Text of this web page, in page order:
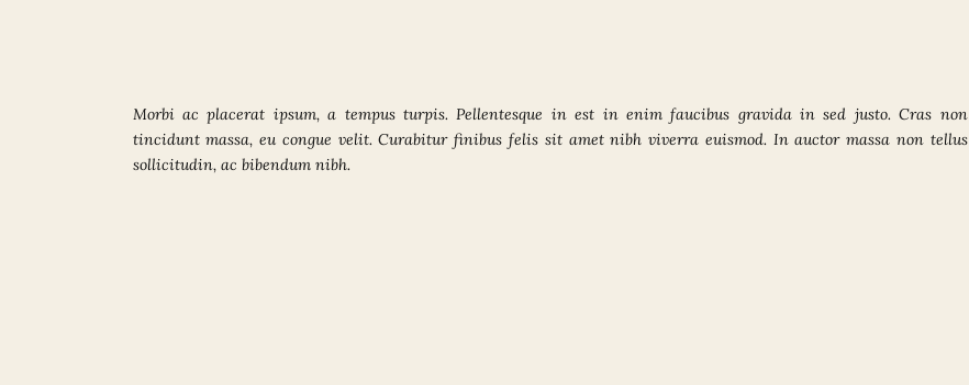
Morbi ac placerat ipsum, a tempus turpis. Pellentesque in est in enim faucibus gravida in sed justo. Cras non
tincidunt massa, eu congue velit. Curabitur finibus felis sit amet nibh viverra euismod. In auctor massa non tellus
sollicitudin, ac bibendum nibh.